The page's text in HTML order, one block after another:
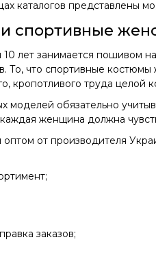
каталогов представлены
спортивные
лет занимается пошивом
То, что спортивные
кропотливого труда целой
моделей обязательно
женщина должна
от производителя
заказов;